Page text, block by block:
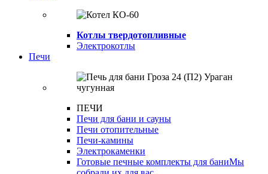
Котлы твердотопливные
Электрокотлы
Печи
ПЕЧИ
Печи для бани и сауны
Печи отопительные
Печи-камины
Электрокаменки
Готовые печные комплекты для баниМы